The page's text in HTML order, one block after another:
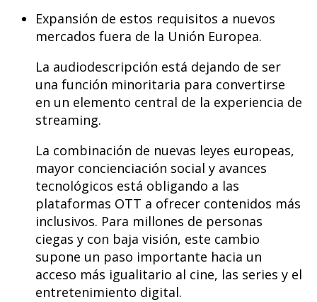
Expansión de estos requisitos a nuevos
mercados fuera de la Unión Europea.
La audiodescripción está dejando de ser
una función minoritaria para convertirse
en un elemento central de la experiencia de
streaming.
La combinación de nuevas leyes europeas,
mayor concienciación social y avances
tecnológicos está obligando a las
plataformas OTT a ofrecer contenidos más
inclusivos. Para millones de personas
ciegas y con baja visión, este cambio
supone un paso importante hacia un
acceso más igualitario al cine, las series y el
entretenimiento digital.